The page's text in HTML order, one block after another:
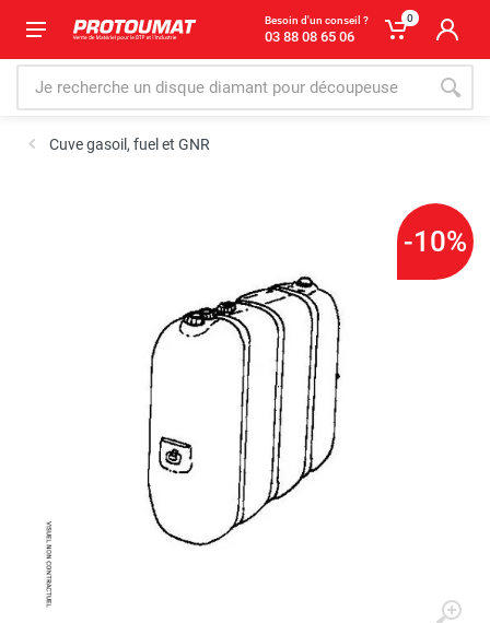
Besoin d'un conseil ?
03 88 08 65 06
0
Cuve gasoil, fuel et GNR
-10%